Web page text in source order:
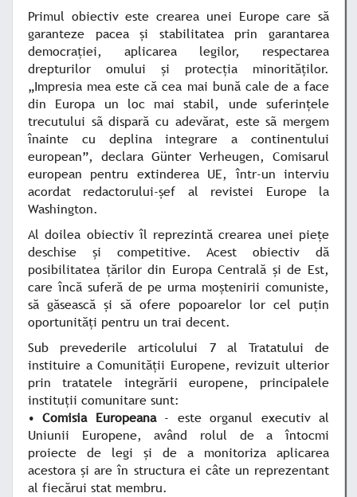
Primul obiectiv este crearea unei Europe care să
garanteze pacea şi stabilitatea prin garantarea
democraţiei, aplicarea legilor, respectarea
drepturilor omului şi protecţia minorităţilor.
„Impresia mea este că cea mai bună cale de a face
din Europa un loc mai stabil, unde suferinţele
trecutului sã dispară cu adevărat, este sã mergem
înainte cu deplina integrare a continentului
european”, declara Günter Verheugen, Comisarul
european pentru extinderea UE, într-un interviu
acordat redactorului-şef al revistei Europe la
Washington.
Al doilea obiectiv îl reprezintă crearea unei pieţe
deschise şi competitive. Acest obiectiv dă
posibilitatea ţărilor din Europa Centrală şi de Est,
care încă suferă de pe urma moştenirii comuniste,
să găsească şi să ofere popoarelor lor cel puţin
oportunităţi pentru un trai decent.
Sub prevederile articolului 7 al Tratatului de
instituire a Comunităţii Europene, revizuit ulterior
prin tratatele integrării europene, principalele
instituţii comunitare sunt:
•Comisia Europeana- este organul executiv al
Uniunii Europene, având rolul de a întocmi
proiecte de legi şi de a monitoriza aplicarea
acestora şi are în structura ei câte un reprezentant
al fiecărui stat membru.